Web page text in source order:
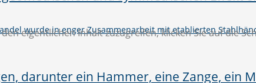
wurde in enger Zusammenarbeit mit etablierten
eigentlichen Inhalt zuzugreifen, klicken Sie auf die